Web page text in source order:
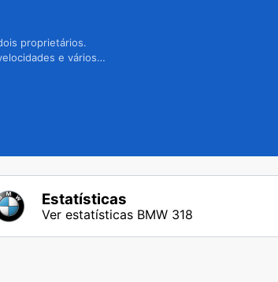
proprietários.
e vários
Estatísticas
Ver estatísticas BMW 318